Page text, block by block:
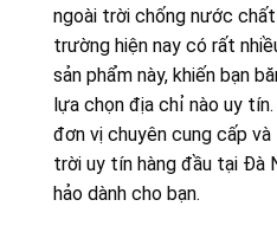
ngoài trời chống nước
trường hiện nay có rất
sản phẩm này, khiến bạn
lựa chọn địa chỉ nào uy tín.
đơn vị chuyên cung cấp
trời uy tín hàng đầu tại Đà
hảo dành cho bạn.